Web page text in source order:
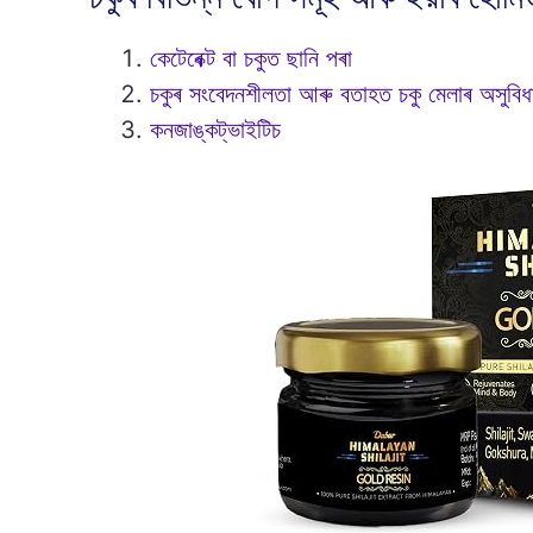
কেটেৰেক্ট বা চকুত ছানি পৰা
চকুৰ সংবেদনশীলতা আৰু বতাহত চকু মেলাৰ
কনজাঙ্কট্ভাইটিচ